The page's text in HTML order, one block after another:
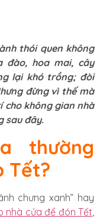
thói quen không
đào, hoa mai, cây
lại khó trồng; đòi
đừng vì thế mà
không gian nhà
sau đây.
thường
Tết?
chưng xanh” hay
nhà cửa để đón Tết